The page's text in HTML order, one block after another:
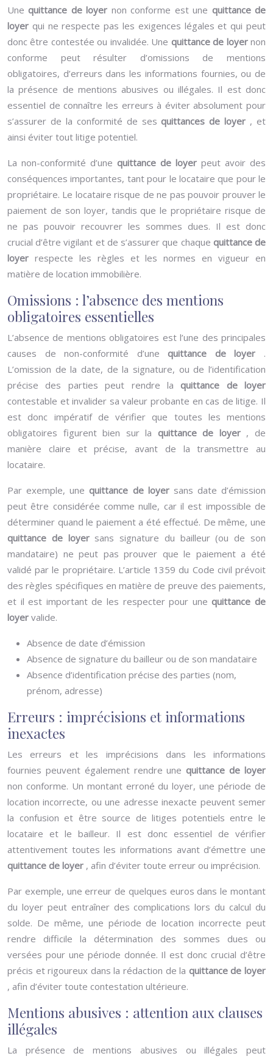
Unequittance de loyer non conforme est une quittance de
loyer qui ne respecte pas les exigences légales et qui peut
donc être contestée ou invalidée. Une quittance de loyernon
conforme peut résulter d’omissions de mentions
obligatoires, d’erreurs dans les informations fournies, ou de
la présence de mentions abusives ou illégales. Il est donc
essentiel de connaître les erreurs à éviter absolument pour
s’assurer de la conformité de sesquittances de loyer , et
ainsi éviter tout litige potentiel.
La non-conformité d’une quittance de loyer peut avoir des
conséquences importantes, tant pour le locataire que pour le
propriétaire. Le locataire risque de ne pas pouvoir prouver le
paiement de son loyer, tandis que le propriétaire risque de
ne pas pouvoir recouvrer les sommes dues. Il est donc
crucial d’être vigilant et de s’assurer que chaque quittance de
loyer respecte les règles et les normes en vigueur en
matière de location immobilière.
Omissions : l’absence des mentions
obligatoires essentielles
L’absence de mentions obligatoires est l’une des principales
causes de non-conformité d’unequittance de loyer .
L’omission de la date, de la signature, ou de l’identification
précise des parties peut rendre laquittance de loyer
contestable et invalider sa valeur probante en cas de litige. Il
est donc impératif de vérifier que toutes les mentions
obligatoires figurent bien sur la quittance de loyer , de
manière claire et précise, avant de la transmettre au
locataire.
Par exemple, unequittance de loyer sans date d’émission
peut être considérée comme nulle, car il est impossible de
déterminer quand le paiement a été effectué. De même, une
quittance de loyer sans signature du bailleur (ou de son
mandataire) ne peut pas prouver que le paiement a été
validé par le propriétaire. L’article 1359 du Code civil prévoit
des règles spécifiques en matière de preuve des paiements,
et il est important de les respecter pour unequittance de
loyer valide.
Absence de date d’émission
Absence de signature du bailleur ou de son mandataire
Absence d’identification précise des parties (nom,
prénom, adresse)
Erreurs : imprécisions et informations
inexactes
Les erreurs et les imprécisions dans les informations
fournies peuvent également rendre unequittance de loyer
non conforme. Un montant erroné du loyer, une période de
location incorrecte, ou une adresse inexacte peuvent semer
la confusion et être source de litiges potentiels entre le
locataire et le bailleur. Il est donc essentiel de vérifier
attentivement toutes les informations avant d’émettre une
quittance de loyer , afin d’éviter toute erreur ou imprécision.
Par exemple, une erreur de quelques euros dans le montant
du loyer peut entraîner des complications lors du calcul du
solde. De même, une période de location incorrecte peut
rendre difficile la détermination des sommes dues ou
versées pour une période donnée. Il est donc crucial d’être
précis et rigoureux dans la rédaction de la quittance de loyer
, afin d’éviter toute contestation ultérieure.
Mentions abusives : attention aux clauses
illégales
La présence de mentions abusives ou illégales peut